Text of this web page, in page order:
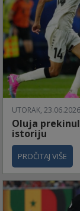
UTORAK,
Oluja
istoriju
PROČITAJ VIŠE